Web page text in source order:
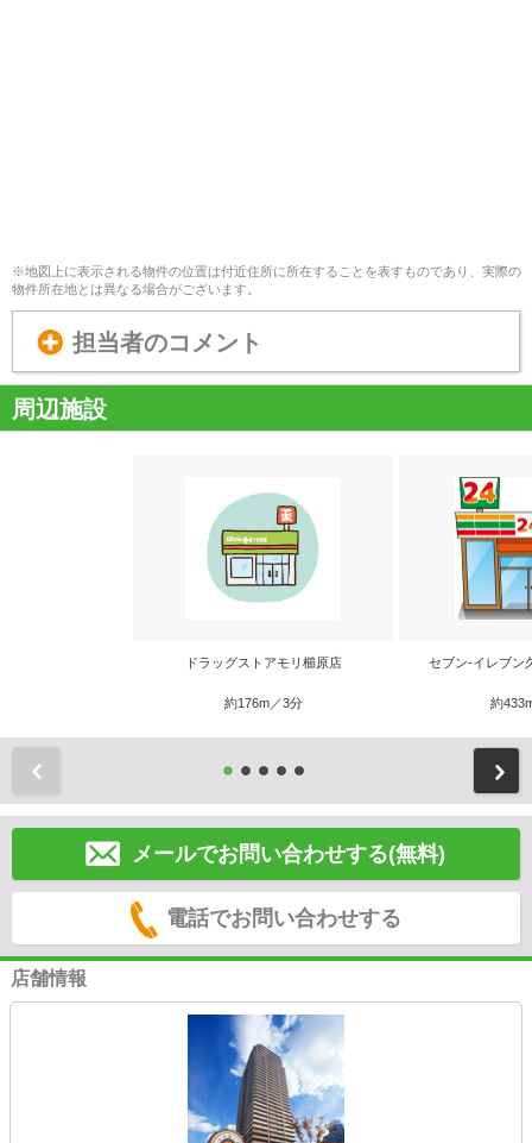
※地図上に表示される物件の位置は付近住所に所在することを表すものであり、実際の
物件所在地とは異なる場合がございます。
担当者のコメント
周辺施設
ドラッグストアモリ櫛原店
約176m／3分
セブン-イレブン
約
メールでお問い合わせする(無料)
電話でお問い合わせする
店舗情報